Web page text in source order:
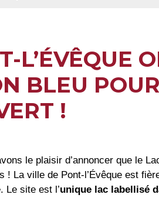
L’ÉVÊQUE
BLEU
!
le plaisir d’annoncer que le
! La ville de Pont-l’Évêque est
Le site est l’unique lac labellisé